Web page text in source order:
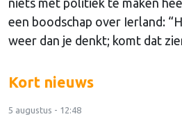
een boodschap over Ierland:
weer dan je denkt; komt dat
Kort nieuws
5 augustus - 12:48